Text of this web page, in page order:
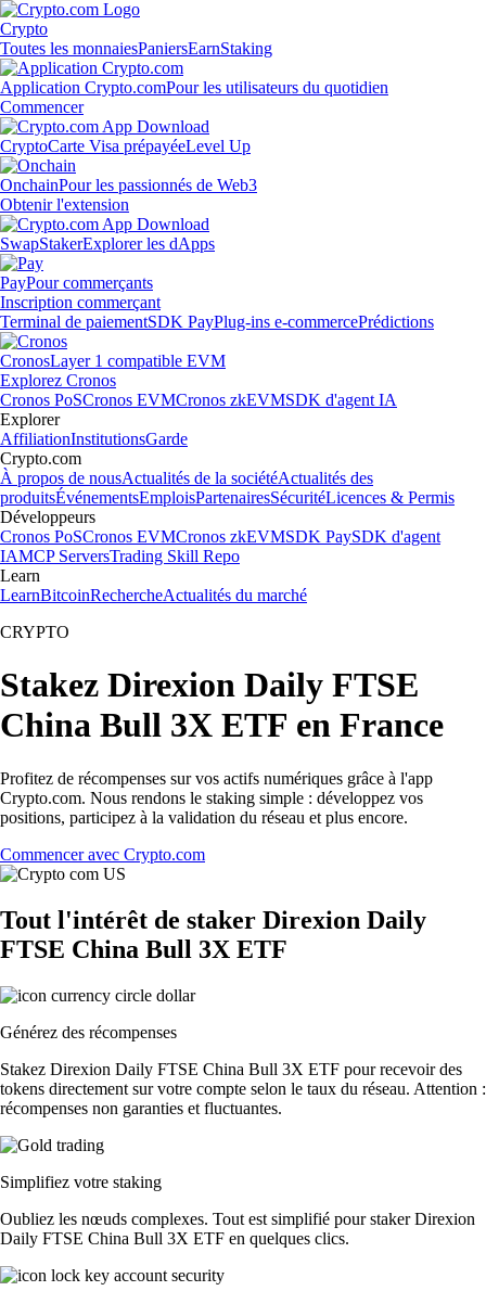
Crypto
Toutes les monnaiesPaniersEarnStaking
Application Crypto.comPour les utilisateurs du quotidien
Commencer
CryptoCarte Visa prépayéeLevel Up
OnchainPour les passionnés de Web3
Obtenir l'extension
SwapStakerExplorer les dApps
PayPour commerçants
Inscription commerçant
Terminal de paiementSDK PayPlug-ins e-commercePrédictions
CronosLayer 1 compatible EVM
Explorez Cronos
Cronos PoSCronos EVMCronos zkEVMSDK d'agent IA
Explorer
AffiliationInstitutionsGarde
Crypto.com
À propos de nousActualités de la sociétéActualités des
produitsÉvénementsEmploisPartenairesSécuritéLicences & Permis
Développeurs
Cronos PoSCronos EVMCronos zkEVMSDK PaySDK d'agent
IAMCP ServersTrading Skill Repo
Learn
LearnBitcoinRechercheActualités du marché
CRYPTO
Stakez Direxion Daily FTSE
China Bull 3X ETF en France
Profitez de récompenses sur vos actifs numériques grâce à l'app
Crypto.com. Nous rendons le staking simple : développez vos
positions, participez à la validation du réseau et plus encore.
Commencer avec Crypto.com
Tout l'intérêt de staker Direxion Daily
FTSE China Bull 3X ETF
Générez des récompenses
Stakez Direxion Daily FTSE China Bull 3X ETF pour recevoir des
tokens directement sur votre compte selon le taux du réseau. Attention :
récompenses non garanties et fluctuantes.
Simplifiez votre staking
Oubliez les nœuds complexes. Tout est simplifié pour staker Direxion
Daily FTSE China Bull 3X ETF en quelques clics.